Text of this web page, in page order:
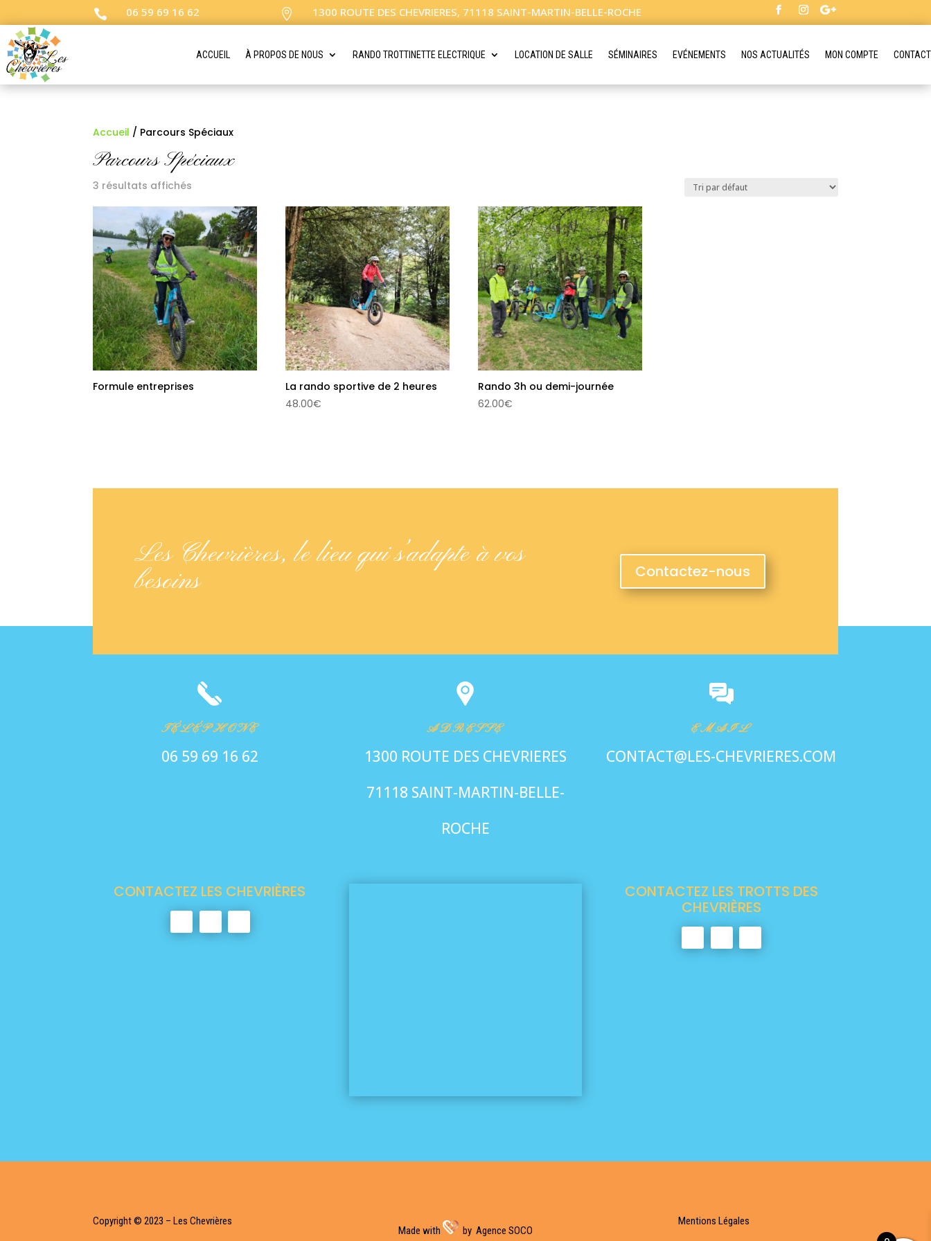
 06 59 69 16 62  1300 ROUTE DES CHEVRIERES, 71118 SAINT-MARTIN-BELLE-ROCHE
ACCUEIL À PROPOS DE NOUS RANDO TROTTINETTE ELECTRIQUE LOCATION DE SALLE SÉMINAIRES EVÉNEMENTS NOS ACTUALITÉS MON COMPTE CONTACT
Accueil / Parcours Spéciaux
Parcours Spéciaux
3 résultats affichés
Formule entreprises
La rando sportive de 2 heures
48.00€
Rando 3h ou demi-journée
62.00€
Les Chevrières, le lieu qui s’adapte à vos
besoins Contactez-nous
TÉLÉPHONE
06 59 69 16 62
ADRESSE
1300 ROUTE DES CHEVRIERES
71118 SAINT-MARTIN-BELLE-
ROCHE
EMAIL
CONTACT@LES-CHEVRIERES.COM
CONTACTEZ LES CHEVRIÈRES
CONTACTEZ LES TROTTS DES
CHEVRIÈRES
Copyright © 2023 – Les Chevrières
Made with by Agence SOCO
Mentions Légales